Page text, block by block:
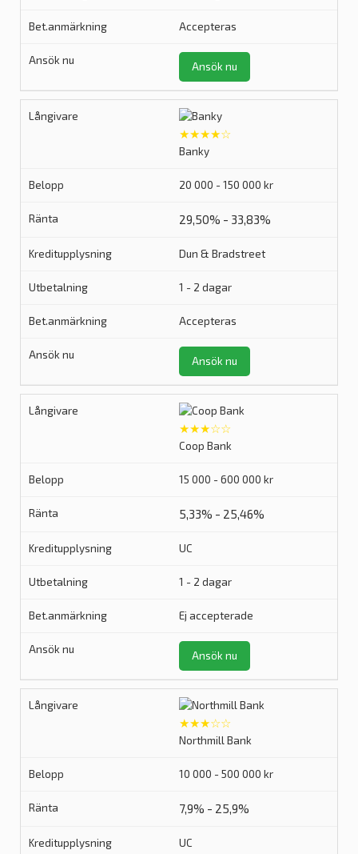
Accepteras
Ansök nu
★★★★☆
Banky
20 000 - 150 000 kr
29,50% - 33,83%
Dun & Bradstreet
1 - 2 dagar
Accepteras
Ansök nu
★★★☆☆
Coop Bank
15 000 - 600 000 kr
5,33% - 25,46%
UC
1 - 2 dagar
Ej accepterade
Ansök nu
★★★☆☆
Northmill Bank
10 000 - 500 000 kr
7,9% - 25,9%
UC